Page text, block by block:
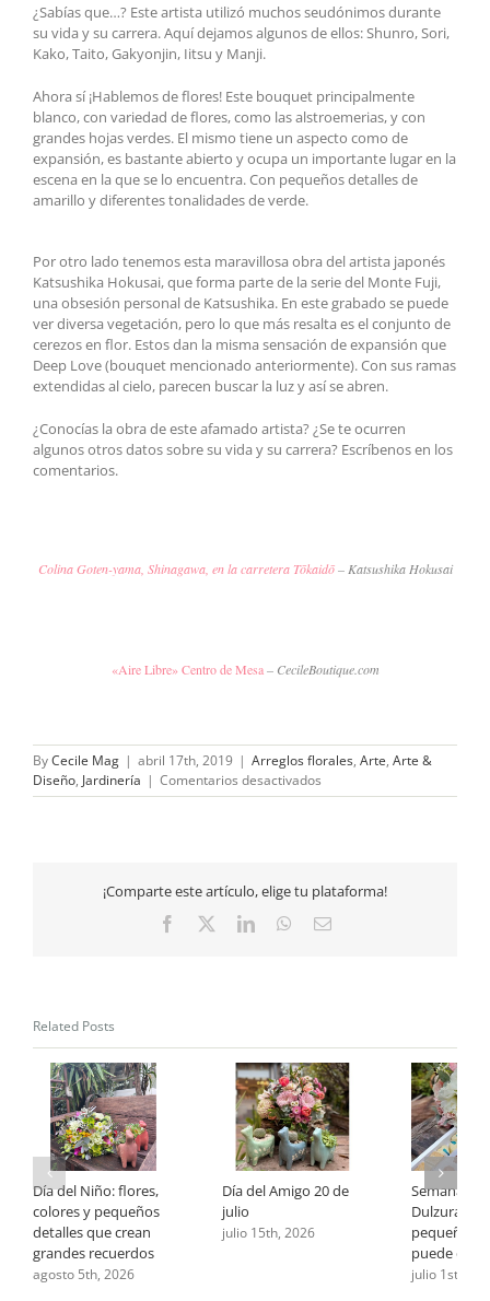
¿Sabías que…? Este artista utilizó muchos seudónimos durante
su vida y su carrera. Aquí dejamos algunos de ellos: Shunro, Sori,
Kako, Taito, Gakyonjin, Iitsu y Manji.
Ahora sí ¡Hablemos de flores! Este bouquet principalmente
blanco, con variedad de flores, como las alstroemerias, y con
grandes hojas verdes. El mismo tiene un aspecto como de
expansión, es bastante abierto y ocupa un importante lugar en la
escena en la que se lo encuentra. Con pequeños detalles de
amarillo y diferentes tonalidades de verde.
Por otro lado tenemos esta maravillosa obra del artista japonés
Katsushika Hokusai, que forma parte de la serie del Monte Fuji,
una obsesión personal de Katsushika. En este grabado se puede
ver diversa vegetación, pero lo que más resalta es el conjunto de
cerezos en flor. Estos dan la misma sensación de expansión que
Deep Love (bouquet mencionado anteriormente). Con sus ramas
extendidas al cielo, parecen buscar la luz y así se abren.
¿Conocías la obra de este afamado artista? ¿Se te ocurren
algunos otros datos sobre su vida y su carrera? Escríbenos en los
comentarios.
Colina Goten-yama, Shinagawa, en la carretera Tōkaidō– Katsushika Hokusai
«Aire Libre» Centro de Mesa– CecileBoutique.com
ByCecile Mag | abril 17th, 2019 | Arreglos florales, Arte, Arte &
Diseño, Jardinería | Comentarios desactivados
Detalle
¡Comparte este artículo, elige tu plataforma!
Facebook LinkedInWhatsApp
Email
Related Posts
Día del Niño: flores,
colores y pequeños
detalles que crean
grandes recuerdos
agosto 5th, 2026
Día del Amigo 20 de
julio
julio 15th, 2026
Semana de
Dulzura:
pequeño
puede
julio 1st,